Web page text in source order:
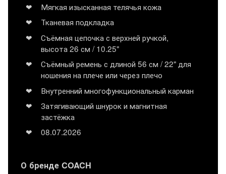
Мягкая изысканная телячья кожа
Тканевая подкладка
Съёмная цепочка с верхней ручкой,
высота 26 см / 10.25"
Съёмный ремень с длиной 56 см / 22" для
ношения на плече или через плечо
Внутренний многофункциональный карман
Затягивающий шнурок и магнитная
застёжка
08.07.2026
О бренде COACH